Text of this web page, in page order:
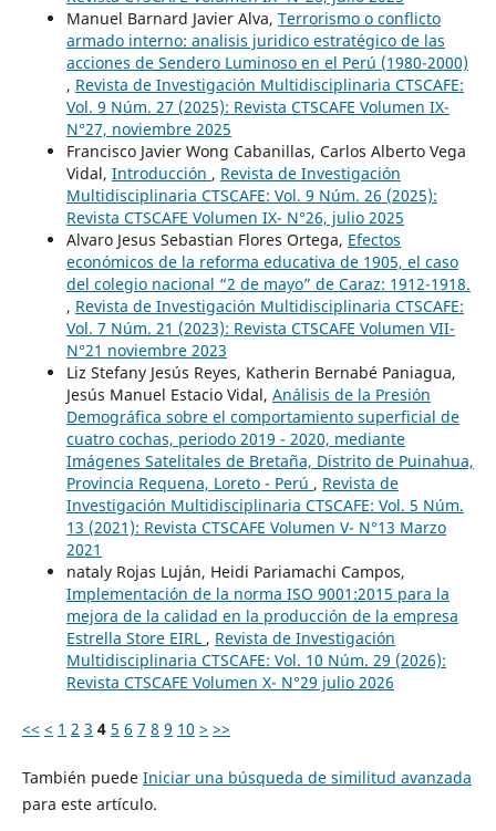
Manuel Barnard Javier Alva, Terrorismo o conflicto
armado interno: analisis juridico estratégico de las
acciones de Sendero Luminoso en el Perú (1980-2000)
, Revista de Investigación Multidisciplinaria CTSCAFE:
Vol. 9 Núm. 27 (2025): Revista CTSCAFE Volumen IX-
N°27, noviembre 2025
Francisco Javier Wong Cabanillas, Carlos Alberto Vega
Vidal, Introducción , Revista de Investigación
Multidisciplinaria CTSCAFE: Vol. 9 Núm. 26 (2025):
Revista CTSCAFE Volumen IX- N°26, julio 2025
Alvaro Jesus Sebastian Flores Ortega, Efectos
económicos de la reforma educativa de 1905, el caso
del colegio nacional “2 de mayo” de Caraz: 1912-1918.
, Revista de Investigación Multidisciplinaria CTSCAFE:
Vol. 7 Núm. 21 (2023): Revista CTSCAFE Volumen VII-
N°21 noviembre 2023
Liz Stefany Jesús Reyes, Katherin Bernabé Paniagua,
Jesús Manuel Estacio Vidal, Análisis de la Presión
Demográfica sobre el comportamiento superficial de
cuatro cochas, periodo 2019 - 2020, mediante
Imágenes Satelitales de Bretaña, Distrito de Puinahua,
Provincia Requena, Loreto - Perú , Revista de
Investigación Multidisciplinaria CTSCAFE: Vol. 5 Núm.
13 (2021): Revista CTSCAFE Volumen V- N°13 Marzo
2021
nataly Rojas Luján, Heidi Pariamachi Campos,
Implementación de la norma ISO 9001:2015 para la
mejora de la calidad en la producción de la empresa
Estrella Store EIRL , Revista de Investigación
Multidisciplinaria CTSCAFE: Vol. 10 Núm. 29 (2026):
Revista CTSCAFE Volumen X- N°29 julio 2026
<< < 1 2 3 4 5 6 7 8 9 10 > >>
También puede Iniciar una búsqueda de similitud avanzada
para este artículo.